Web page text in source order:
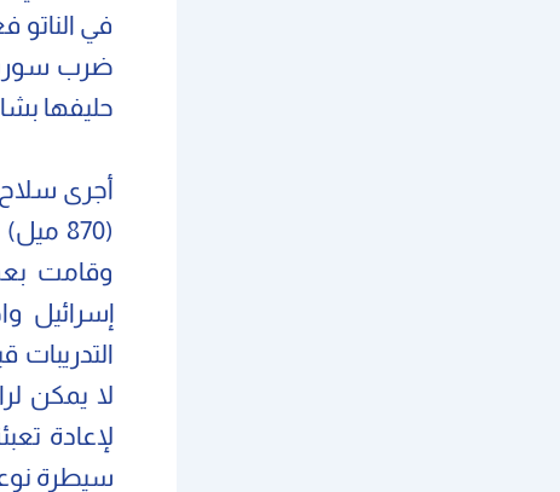
في الناتو
ضرب سوريا
حليفها
وقامت
إسرائيل
لا يمكن
لإعادة
سيطرة